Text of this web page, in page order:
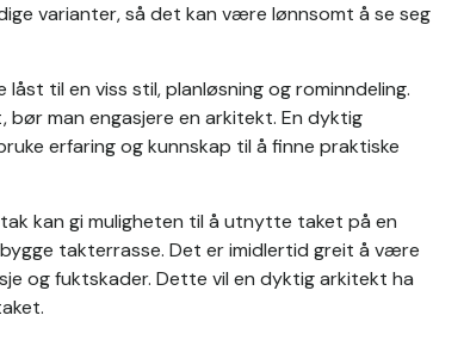
varianter, så det kan være lønnsomt å se seg
til en viss stil, planløsning og rominndeling.
man engasjere en arkitekt. En dyktig
erfaring og kunnskap til å finne praktiske
kan gi muligheten til å utnytte taket på en
takterrasse. Det er imidlertid greit å være
og fuktskader. Dette vil en dyktig arkitekt ha